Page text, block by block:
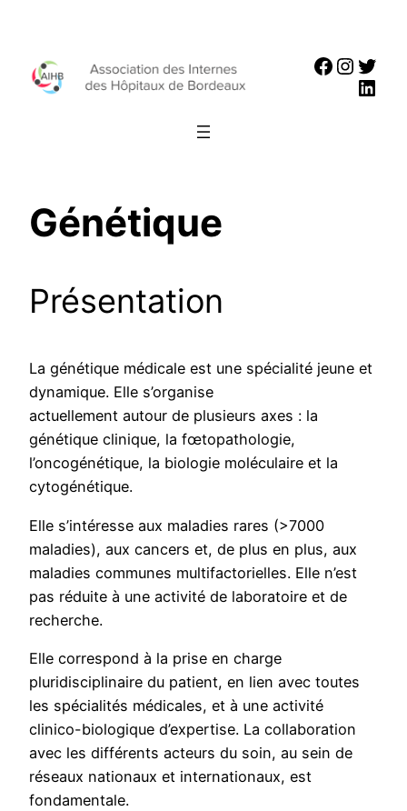
contenu
Génétique
Présentation
La génétique médicale est une spécialité jeune et
dynamique. Elle s’organise
actuellement autour de plusieurs axes : la
génétique clinique, la fœtopathologie,
l’oncogénétique, la biologie moléculaire et la
cytogénétique.
Elle s’intéresse aux maladies rares (>7000
maladies), aux cancers et, de plus en plus, aux
maladies communes multifactorielles. Elle n’est
pas réduite à une activité de laboratoire et de
recherche.
Elle correspond à la prise en charge
pluridisciplinaire du patient, en lien avec toutes
les spécialités médicales, et à une activité
clinico-biologique d’expertise. La collaboration
avec les différents acteurs du soin, au sein de
réseaux nationaux et internationaux, est
fondamentale.